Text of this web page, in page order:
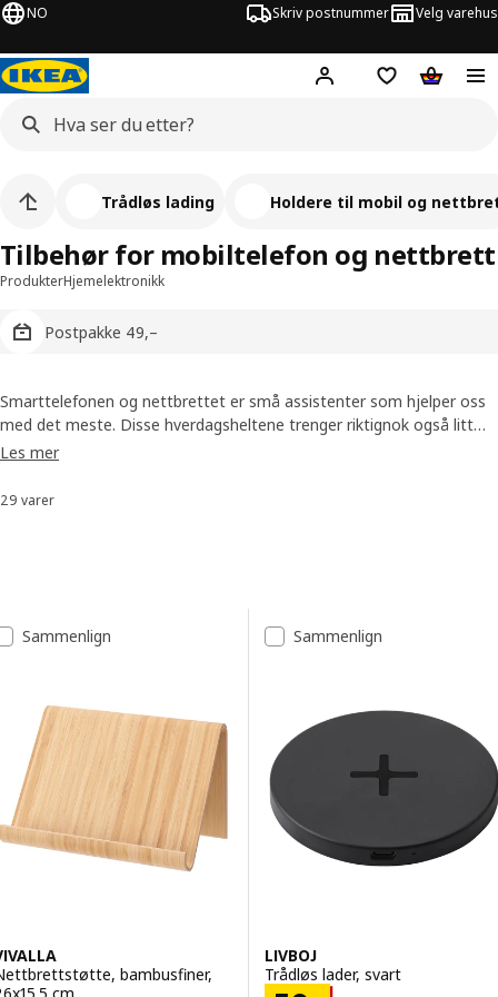
NO Skriv postnummer Velg varehus
Hej! Logg innHuskeliste
ProdukterHjemelektronikk
Postpakke 49,–
Tilbehør for mobiltelefon og nettbrett
Trådløs lading Holdere til mobil og
Smarttelefonen og nettbrettet er små assistenter som hjelper oss
med det meste. Disse hverdagsheltene trenger riktignok også litt
hjelp – til å sørge for at de har nok strøm. Derfor har vi mye
og USB-ladere.
Les mer
Sorter og filtrer
29 varer
Resultatliste
Sammenlign
bambusfiner,
cm
Sammenlign
LIVBOJ
Trådløs lader, svart